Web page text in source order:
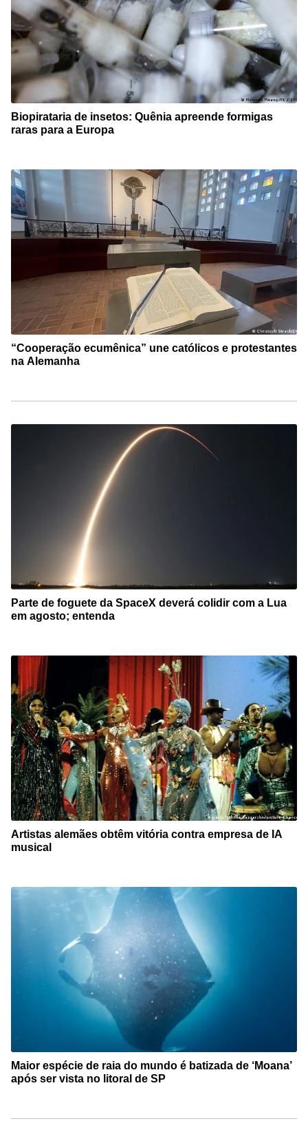
Biopirataria de insetos: Quênia apreende formigas
raras para a Europa
“Cooperação ecumênica” une católicos e protestantes
na Alemanha
Parte de foguete da SpaceX deverá colidir com a Lua
em agosto; entenda
Artistas alemães obtêm vitória contra empresa de IA
musical
Maior espécie de raia do mundo é batizada de ‘Moana’
após ser vista no litoral de SP